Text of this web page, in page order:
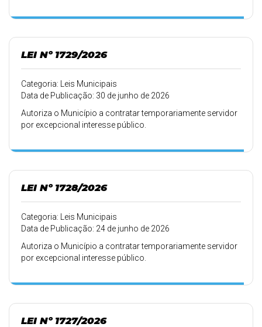
valor do benefício, e dá outras providências.
LEI Nº 1729/2026
Categoria: Leis Municipais
Data de Publicação: 30 de junho de 2026
Autoriza o Município a contratar temporariamente servidor
por excepcional interesse público.
LEI Nº 1728/2026
Categoria: Leis Municipais
Data de Publicação: 24 de junho de 2026
Autoriza o Município a contratar temporariamente servidor
por excepcional interesse público.
LEI Nº 1727/2026